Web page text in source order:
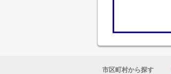
市区町村から探す